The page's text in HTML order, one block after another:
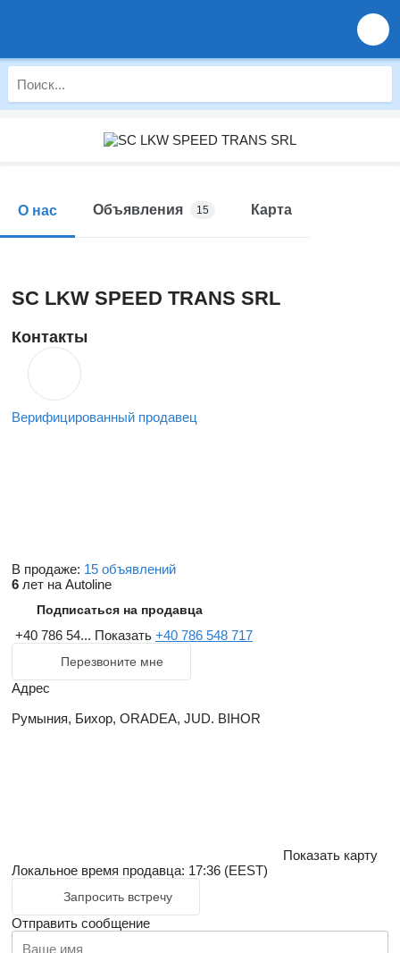
О нас Объявления 15 Карта
SC LKW SPEED TRANS SRL
Контакты
Верифицированный продавец
В продаже: 15 объявлений
6 лет на Autoline
Подписаться на продавца
+40 786 54... Показать +40 786 548 717
Перезвоните мне
Адрес
Румыния, Бихор, ORADEA, JUD. BIHOR
Показать карту
Локальное время продавца: 17:36 (EEST)
Запросить встречу
Отправить сообщение